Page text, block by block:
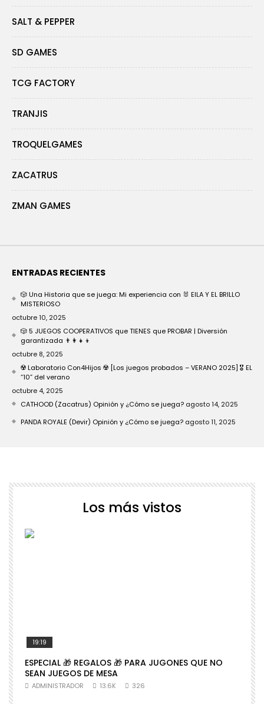
SALT & PEPPER
SD GAMES
TCG FACTORY
TRANJIS
TROQUELGAMES
ZACATRUS
ZMAN GAMES
ENTRADAS RECIENTES
🎲 Una Historia que se juega: Mi experiencia con 🐰 EILA Y EL BRILLO
MISTERIOSO
octubre 10, 2025
🎲 5 JUEGOS COOPERATIVOS que TIENES que PROBAR | Diversión
garantizada 👨‍👩‍👧‍👦
octubre 8, 2025
☢️ Laboratorio Con4Hijos ☢️ [Los juegos probados – VERANO 2025] 🎖️ EL
“10” del verano
octubre 4, 2025
CATHOOD (Zacatrus) Opinión y ¿Cómo se juega? agosto 14, 2025
PANDA ROYALE (Devir) Opinión y ¿Cómo se juega? agosto 11, 2025
Los más vistos
19:19
ESPECIAL 🎁 REGALOS 🎁 PARA JUGONES QUE NO
SEAN JUEGOS DE MESA
ADMINISTRADOR 13.6K 326